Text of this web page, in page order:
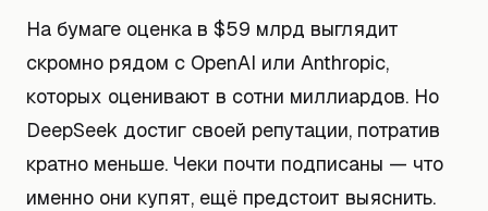
На бумаге оценка в $59 млрд выглядит
скромно рядом с OpenAI или Anthropic,
которых оценивают в сотни миллиардов. Но
DeepSeek достиг своей репутации, потратив
кратно меньше. Чеки почти подписаны — что
именно они купят, ещё предстоит выяснить.